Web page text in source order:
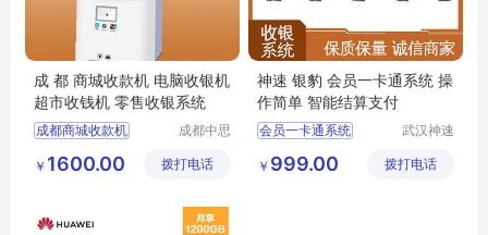
成 都 商城收款机 电脑收银机
超市收钱机 零售收银系统
成都商城收款机
超市收银机
成都中思
公司
￥ 1600.00 拨打电话
神速 银豹 会员一卡通系统 操
作简单 智能结算支付
会员一卡通系统
生鲜店收银系统
武汉神速
公司
￥ 999.00 拨打电话